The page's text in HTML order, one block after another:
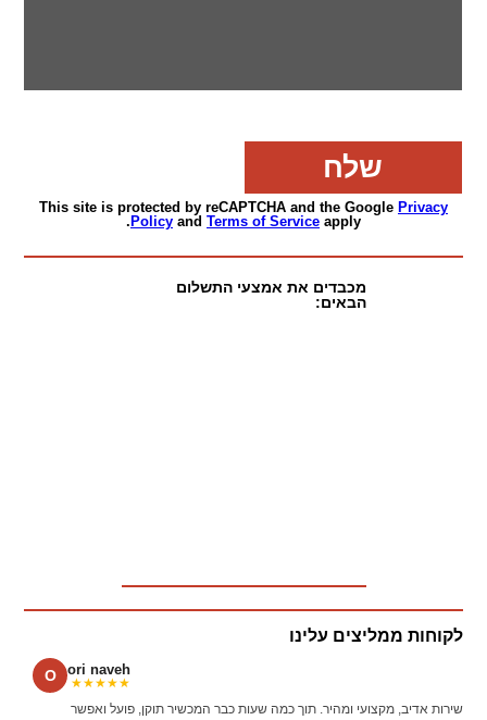
This site is protected by reCAPTCHA and the Google Privacy
Policy and Terms of Service apply.
מכבדים את אמצעי התשלום
הבאים:
לקוחות ממליצים עלינו
O ori naveh
★★★★★
שירות אדיב, מקצועי ומהיר. תוך כמה שעות כבר המכשיר תוקן, פועל ואפשר